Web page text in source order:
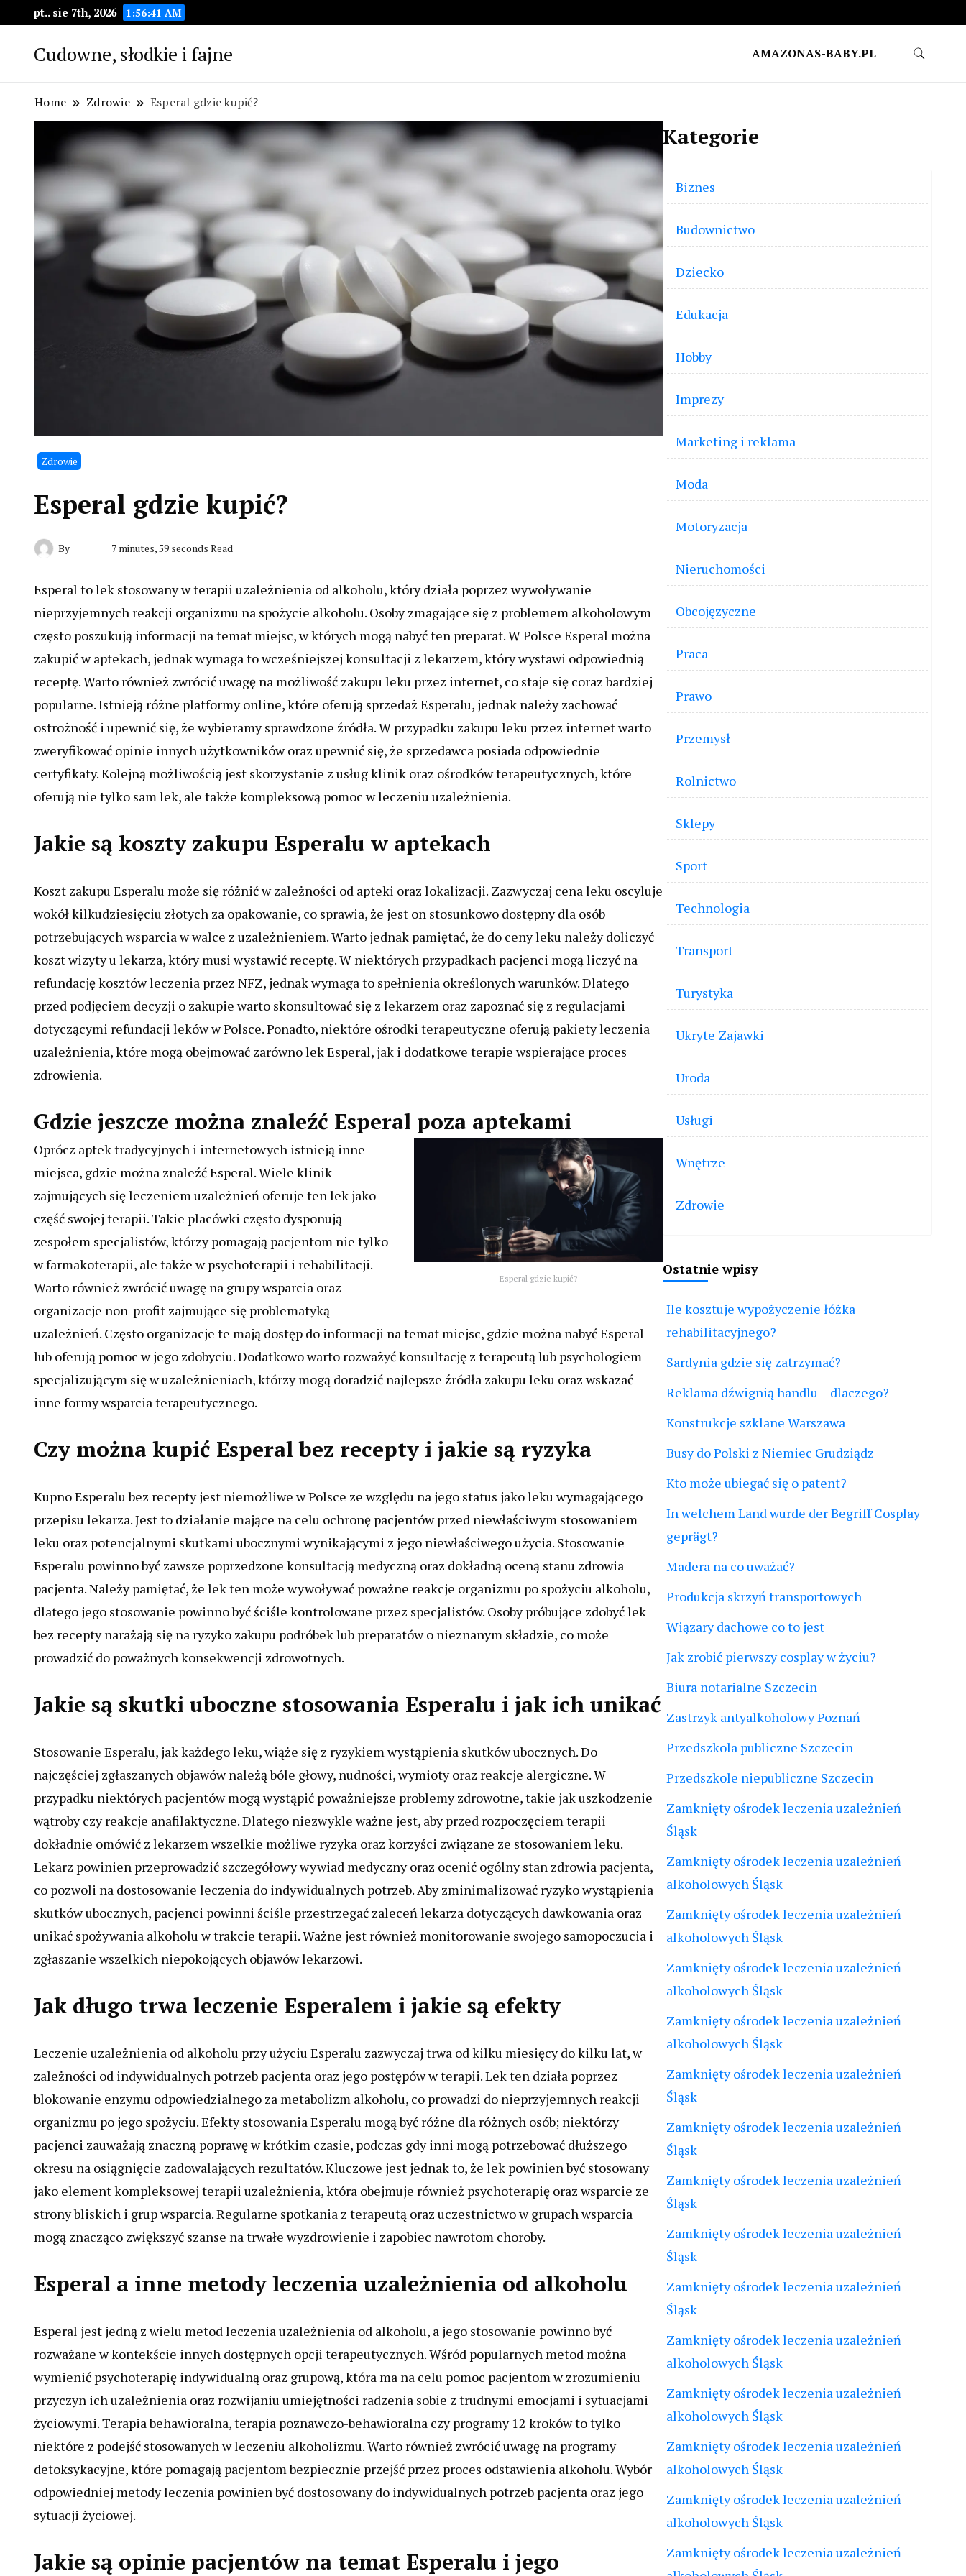
pt.. sie 7th, 2026 1:56:42 AM
Cudowne, słodkie i fajne AMAZONAS-BABY.PL
Home Zdrowie Esperal gdzie kupić?
Zdrowie
Esperal gdzie kupić?
By 7 minutes, 59 seconds Read
Esperal to lek stosowany w terapii uzależnienia od alkoholu, który działa poprzez wywoływanie
nieprzyjemnych reakcji organizmu na spożycie alkoholu. Osoby zmagające się z problemem alkoholowym
często poszukują informacji na temat miejsc, w których mogą nabyć ten preparat. W Polsce Esperal można
zakupić w aptekach, jednak wymaga to wcześniejszej konsultacji z lekarzem, który wystawi odpowiednią
receptę. Warto również zwrócić uwagę na możliwość zakupu leku przez internet, co staje się coraz bardziej
popularne. Istnieją różne platformy online, które oferują sprzedaż Esperalu, jednak należy zachować
ostrożność i upewnić się, że wybieramy sprawdzone źródła. W przypadku zakupu leku przez internet warto
zweryfikować opinie innych użytkowników oraz upewnić się, że sprzedawca posiada odpowiednie
certyfikaty. Kolejną możliwością jest skorzystanie z usług klinik oraz ośrodków terapeutycznych, które
oferują nie tylko sam lek, ale także kompleksową pomoc w leczeniu uzależnienia.
Jakie są koszty zakupu Esperalu w aptekach
Koszt zakupu Esperalu może się różnić w zależności od apteki oraz lokalizacji. Zazwyczaj cena leku oscyluje
wokół kilkudziesięciu złotych za opakowanie, co sprawia, że jest on stosunkowo dostępny dla osób
potrzebujących wsparcia w walce z uzależnieniem. Warto jednak pamiętać, że do ceny leku należy doliczyć
koszt wizyty u lekarza, który musi wystawić receptę. W niektórych przypadkach pacjenci mogą liczyć na
refundację kosztów leczenia przez NFZ, jednak wymaga to spełnienia określonych warunków. Dlatego
przed podjęciem decyzji o zakupie warto skonsultować się z lekarzem oraz zapoznać się z regulacjami
dotyczącymi refundacji leków w Polsce. Ponadto, niektóre ośrodki terapeutyczne oferują pakiety leczenia
uzależnienia, które mogą obejmować zarówno lek Esperal, jak i dodatkowe terapie wspierające proces
zdrowienia.
Gdzie jeszcze można znaleźć Esperal poza aptekami
Esperal gdzie kupić?
Oprócz aptek tradycyjnych i internetowych istnieją inne
miejsca, gdzie można znaleźć Esperal. Wiele klinik
zajmujących się leczeniem uzależnień oferuje ten lek jako
część swojej terapii. Takie placówki często dysponują
zespołem specjalistów, którzy pomagają pacjentom nie tylko
w farmakoterapii, ale także w psychoterapii i rehabilitacji.
Warto również zwrócić uwagę na grupy wsparcia oraz
organizacje non-profit zajmujące się problematyką
uzależnień. Często organizacje te mają dostęp do informacji na temat miejsc, gdzie można nabyć Esperal
lub oferują pomoc w jego zdobyciu. Dodatkowo warto rozważyć konsultację z terapeutą lub psychologiem
specjalizującym się w uzależnieniach, którzy mogą doradzić najlepsze źródła zakupu leku oraz wskazać
inne formy wsparcia terapeutycznego.
Czy można kupić Esperal bez recepty i jakie są ryzyka
Kupno Esperalu bez recepty jest niemożliwe w Polsce ze względu na jego status jako leku wymagającego
przepisu lekarza. Jest to działanie mające na celu ochronę pacjentów przed niewłaściwym stosowaniem
leku oraz potencjalnymi skutkami ubocznymi wynikającymi z jego niewłaściwego użycia. Stosowanie
Esperalu powinno być zawsze poprzedzone konsultacją medyczną oraz dokładną oceną stanu zdrowia
pacjenta. Należy pamiętać, że lek ten może wywoływać poważne reakcje organizmu po spożyciu alkoholu,
dlatego jego stosowanie powinno być ściśle kontrolowane przez specjalistów. Osoby próbujące zdobyć lek
bez recepty narażają się na ryzyko zakupu podróbek lub preparatów o nieznanym składzie, co może
prowadzić do poważnych konsekwencji zdrowotnych.
Jakie są skutki uboczne stosowania Esperalu i jak ich unikać
Stosowanie Esperalu, jak każdego leku, wiąże się z ryzykiem wystąpienia skutków ubocznych. Do
najczęściej zgłaszanych objawów należą bóle głowy, nudności, wymioty oraz reakcje alergiczne. W
przypadku niektórych pacjentów mogą wystąpić poważniejsze problemy zdrowotne, takie jak uszkodzenie
wątroby czy reakcje anafilaktyczne. Dlatego niezwykle ważne jest, aby przed rozpoczęciem terapii
dokładnie omówić z lekarzem wszelkie możliwe ryzyka oraz korzyści związane ze stosowaniem leku.
Lekarz powinien przeprowadzić szczegółowy wywiad medyczny oraz ocenić ogólny stan zdrowia pacjenta,
co pozwoli na dostosowanie leczenia do indywidualnych potrzeb. Aby zminimalizować ryzyko wystąpienia
skutków ubocznych, pacjenci powinni ściśle przestrzegać zaleceń lekarza dotyczących dawkowania oraz
unikać spożywania alkoholu w trakcie terapii. Ważne jest również monitorowanie swojego samopoczucia i
zgłaszanie wszelkich niepokojących objawów lekarzowi.
Jak długo trwa leczenie Esperalem i jakie są efekty
Leczenie uzależnienia od alkoholu przy użyciu Esperalu zazwyczaj trwa od kilku miesięcy do kilku lat, w
zależności od indywidualnych potrzeb pacjenta oraz jego postępów w terapii. Lek ten działa poprzez
blokowanie enzymu odpowiedzialnego za metabolizm alkoholu, co prowadzi do nieprzyjemnych reakcji
organizmu po jego spożyciu. Efekty stosowania Esperalu mogą być różne dla różnych osób; niektórzy
pacjenci zauważają znaczną poprawę w krótkim czasie, podczas gdy inni mogą potrzebować dłuższego
okresu na osiągnięcie zadowalających rezultatów. Kluczowe jest jednak to, że lek powinien być stosowany
jako element kompleksowej terapii uzależnienia, która obejmuje również psychoterapię oraz wsparcie ze
strony bliskich i grup wsparcia. Regularne spotkania z terapeutą oraz uczestnictwo w grupach wsparcia
mogą znacząco zwiększyć szanse na trwałe wyzdrowienie i zapobiec nawrotom choroby.
Esperal a inne metody leczenia uzależnienia od alkoholu
Esperal jest jedną z wielu metod leczenia uzależnienia od alkoholu, a jego stosowanie powinno być
rozważane w kontekście innych dostępnych opcji terapeutycznych. Wśród popularnych metod można
wymienić psychoterapię indywidualną oraz grupową, która ma na celu pomoc pacjentom w zrozumieniu
przyczyn ich uzależnienia oraz rozwijaniu umiejętności radzenia sobie z trudnymi emocjami i sytuacjami
życiowymi. Terapia behawioralna, terapia poznawczo-behawioralna czy programy 12 kroków to tylko
niektóre z podejść stosowanych w leczeniu alkoholizmu. Warto również zwrócić uwagę na programy
detoksykacyjne, które pomagają pacjentom bezpiecznie przejść przez proces odstawienia alkoholu. Wybór
odpowiedniej metody leczenia powinien być dostosowany do indywidualnych potrzeb pacjenta oraz jego
sytuacji życiowej.
Jakie są opinie pacjentów na temat Esperalu i jego
Kategorie
Biznes
Budownictwo
Dziecko
Edukacja
Hobby
Imprezy
Marketing i reklama
Moda
Motoryzacja
Nieruchomości
Obcojęzyczne
Praca
Prawo
Przemysł
Rolnictwo
Sklepy
Sport
Technologia
Transport
Turystyka
Ukryte Zajawki
Uroda
Usługi
Wnętrze
Zdrowie
Ostatnie wpisy
Ile kosztuje wypożyczenie łóżka
rehabilitacyjnego?
Sardynia gdzie się zatrzymać?
Reklama dźwignią handlu – dlaczego?
Konstrukcje szklane Warszawa
Busy do Polski z Niemiec Grudziądz
Kto może ubiegać się o patent?
In welchem Land wurde der Begriff Cosplay
geprägt?
Madera na co uważać?
Produkcja skrzyń transportowych
Wiązary dachowe co to jest
Jak zrobić pierwszy cosplay w życiu?
Biura notarialne Szczecin
Zastrzyk antyalkoholowy Poznań
Przedszkola publiczne Szczecin
Przedszkole niepubliczne Szczecin
Zamknięty ośrodek leczenia uzależnień
Śląsk
Zamknięty ośrodek leczenia uzależnień
alkoholowych Śląsk
Zamknięty ośrodek leczenia uzależnień
alkoholowych Śląsk
Zamknięty ośrodek leczenia uzależnień
alkoholowych Śląsk
Zamknięty ośrodek leczenia uzależnień
alkoholowych Śląsk
Zamknięty ośrodek leczenia uzależnień
Śląsk
Zamknięty ośrodek leczenia uzależnień
Śląsk
Zamknięty ośrodek leczenia uzależnień
Śląsk
Zamknięty ośrodek leczenia uzależnień
Śląsk
Zamknięty ośrodek leczenia uzależnień
Śląsk
Zamknięty ośrodek leczenia uzależnień
alkoholowych Śląsk
Zamknięty ośrodek leczenia uzależnień
alkoholowych Śląsk
Zamknięty ośrodek leczenia uzależnień
alkoholowych Śląsk
Zamknięty ośrodek leczenia uzależnień
alkoholowych Śląsk
Zamknięty ośrodek leczenia uzależnień